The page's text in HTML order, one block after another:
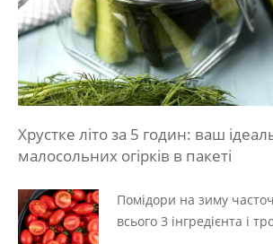
Хрустке літо за 5 годин: ваш
малосольних огірків в пакеті
Помідори на зиму
всього 3 інгредієнта і